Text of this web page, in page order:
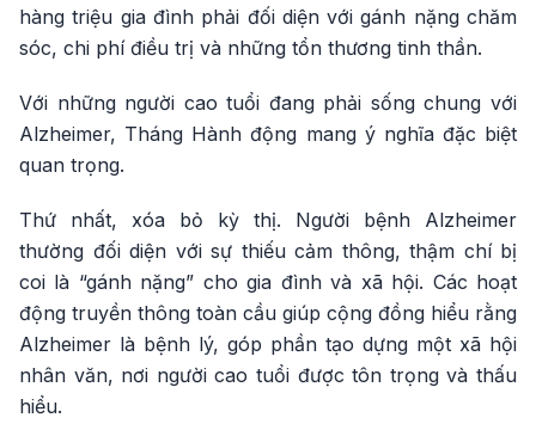
hàng triệu gia đình phải đối diện với gánh nặng chăm
sóc, chi phí điều trị và những tổn thương tinh thần.
Với những người cao tuổi đang phải sống chung với
Alzheimer, Tháng Hành động mang ý nghĩa đặc biệt
quan trọng.
Thứ nhất, xóa bỏ kỳ thị. Người bệnh Alzheimer
thường đối diện với sự thiếu cảm thông, thậm chí bị
coi là “gánh nặng” cho gia đình và xã hội. Các hoạt
động truyền thông toàn cầu giúp cộng đồng hiểu rằng
Alzheimer là bệnh lý, góp phần tạo dựng một xã hội
nhân văn, nơi người cao tuổi được tôn trọng và thấu
hiểu.